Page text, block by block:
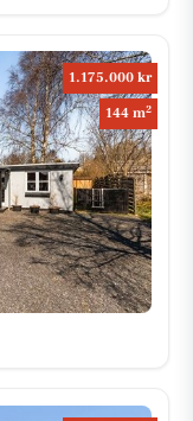
1.175.000 kr
144 m2